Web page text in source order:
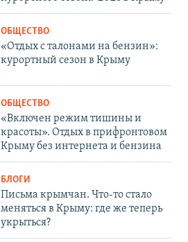
ОБЩЕСТВО
«Отдых с талонами на бензин»:
курортный сезон в Крыму
ОБЩЕСТВО
«Включен режим тишины и
красоты». Отдых в прифронтовом
Крыму без интернета и бензина
БЛОГИ
Письма крымчан. Что-то стало
меняться в Крыму: где же теперь
укрыться?